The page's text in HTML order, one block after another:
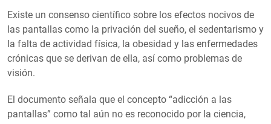
Existe un consenso científico sobre los efectos nocivos de
las pantallas como la privación del sueño, el sedentarismo y
la falta de actividad física, la obesidad y las enfermedades
crónicas que se derivan de ella, así como problemas de
visión.
El documento señala que el concepto “adicción a las
pantallas” como tal aún no es reconocido por la ciencia,